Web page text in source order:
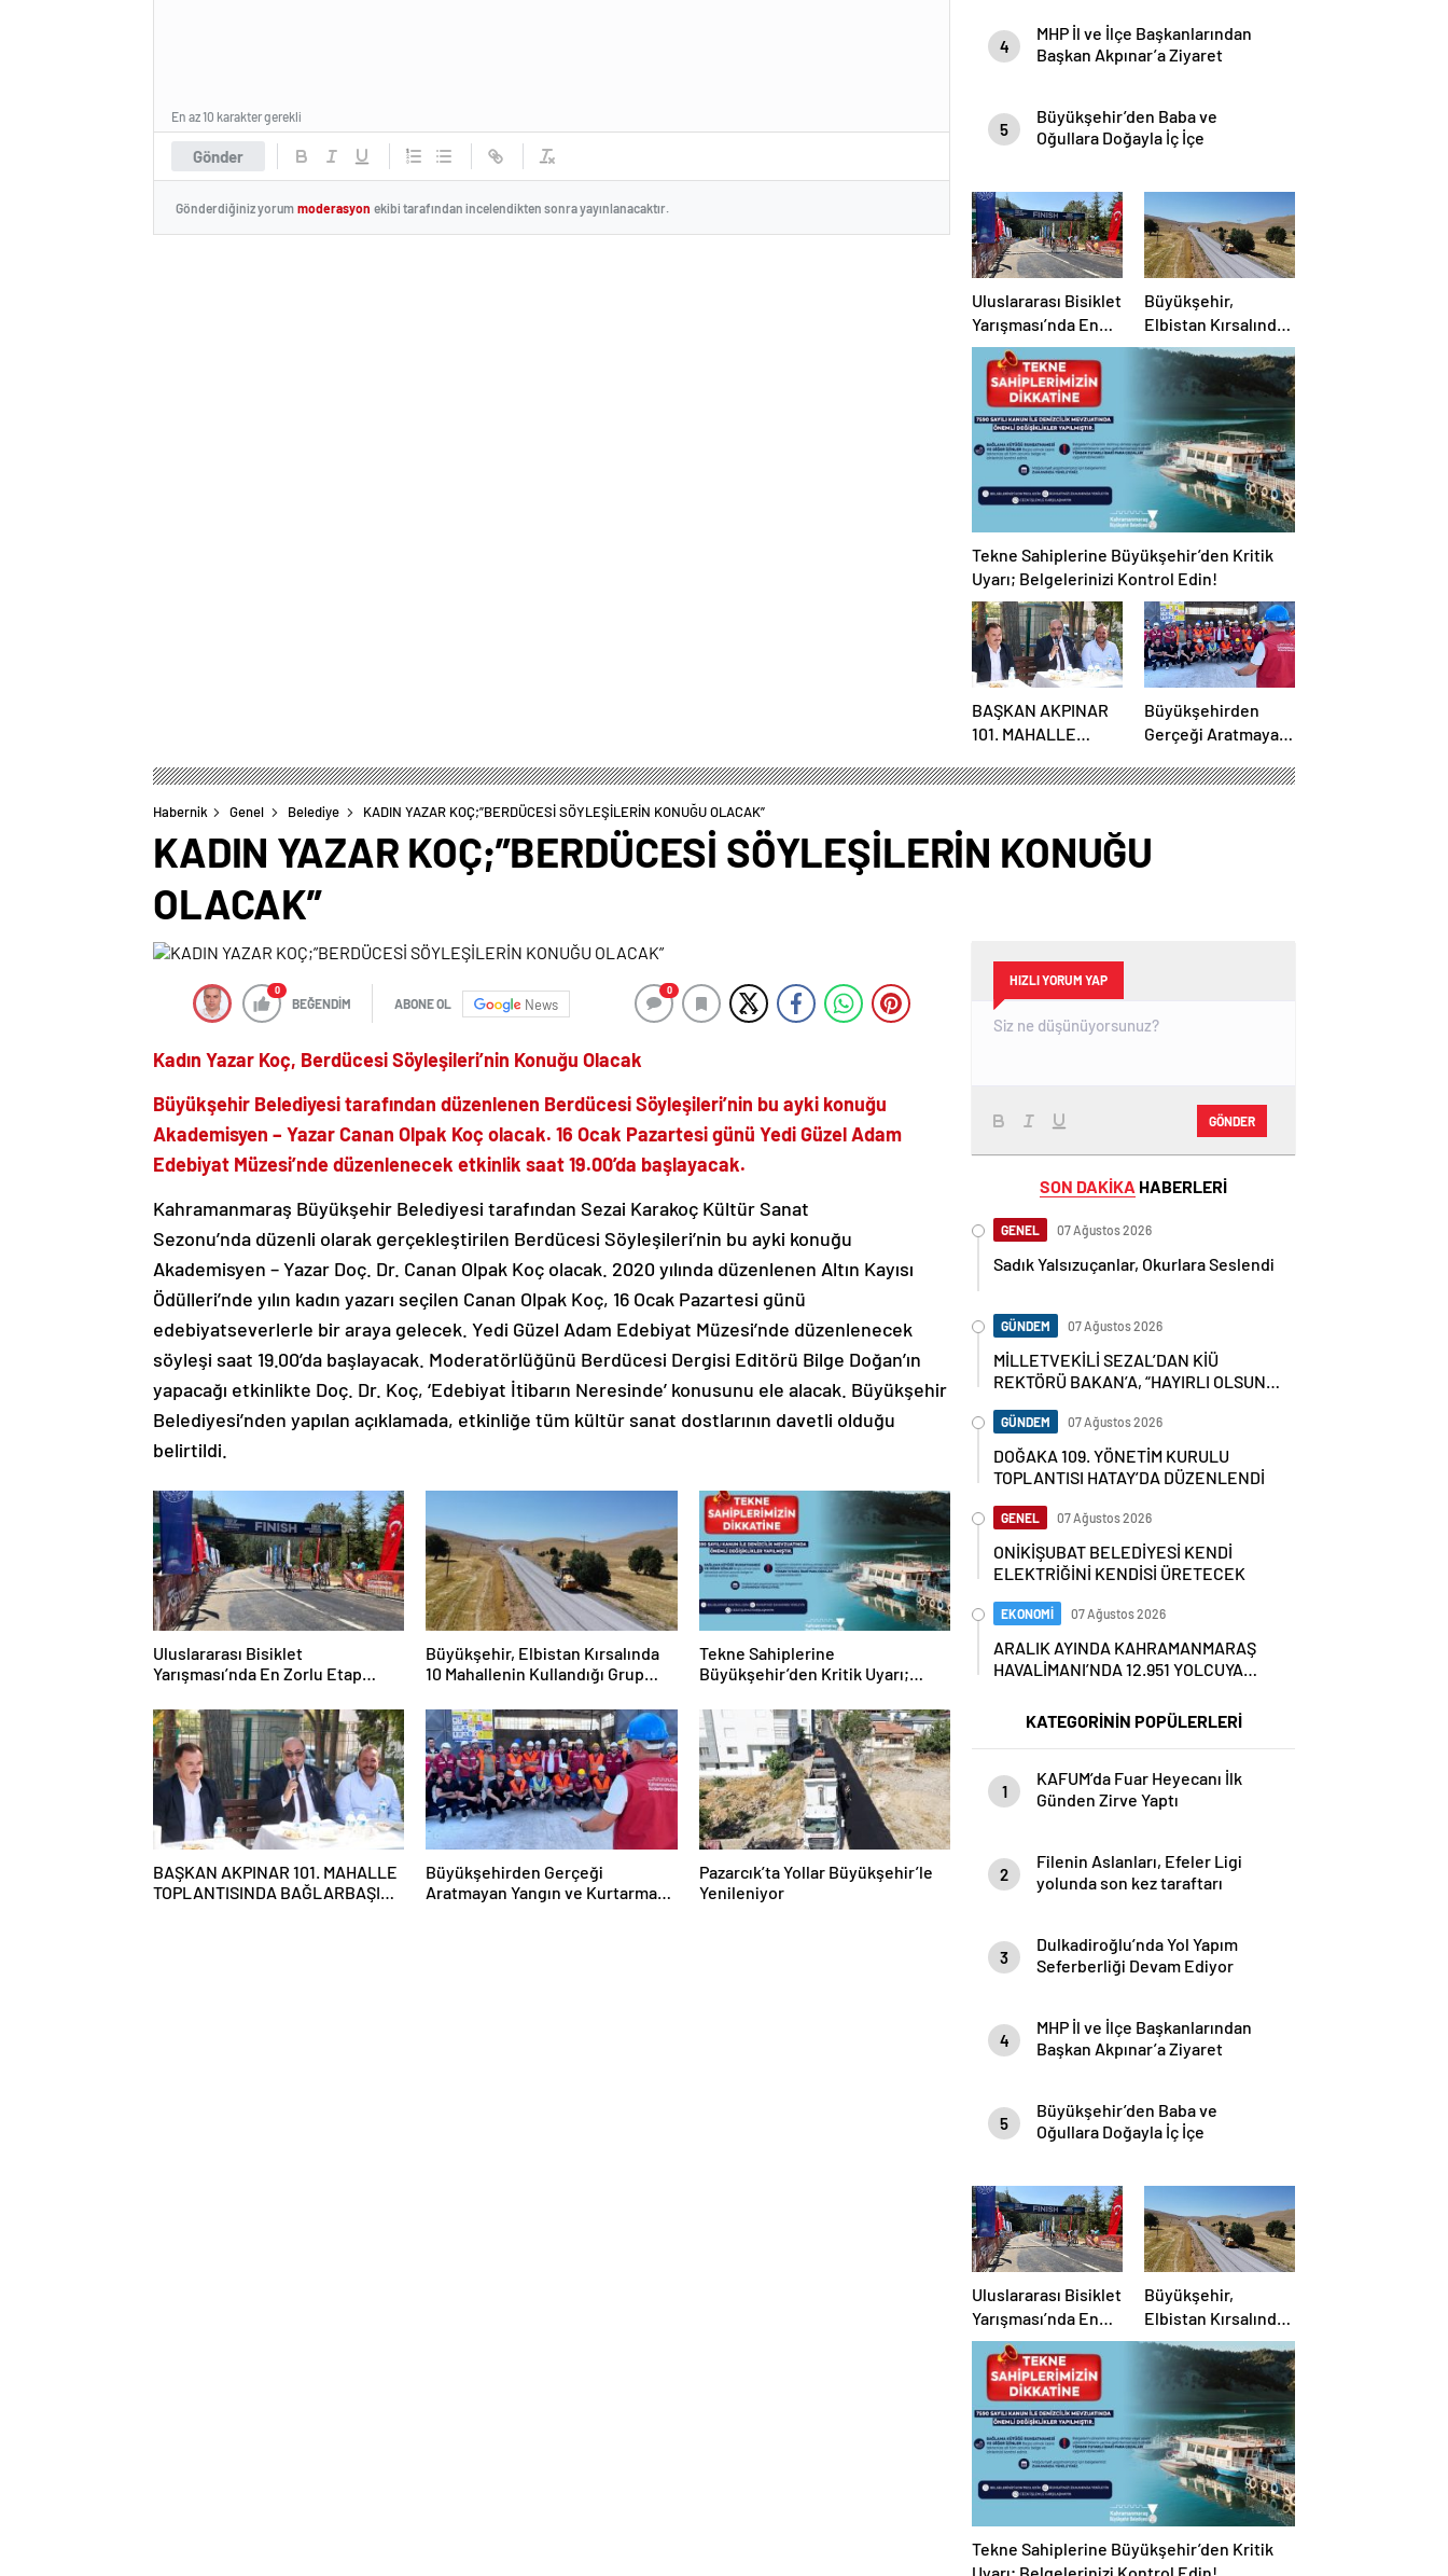
Gönder
En az 10 karakter gerekli
Gönderdiğiniz yorum moderasyon ekibi tarafından incelendikten sonra yayınlanacaktır.
4
MHP İl ve İlçe Başkanlarından
Başkan Akpınar’a Ziyaret
5
Büyükşehir’den Baba ve
Oğullara Doğayla İç İçe
Uluslararası Bisiklet
Yarışması’nda En
Zorlu Etap
Tamamlandı
Büyükşehir,
Elbistan Kırsalında
10 Mahallenin
Kullandığı Grup
YolunuYeniliyor
Tekne Sahiplerine Büyükşehir’den Kritik
Uyarı; Belgelerinizi Kontrol Edin!
BAŞKAN AKPINAR
101. MAHALLE
BAĞLARBAŞI
BULUŞTU
Büyükşehirden
Gerçeği Aratmayan
Tatbikatı
Habernik Genel Belediye KADIN YAZAR KOÇ;”BERDÜCESİ SÖYLEŞİLERİN KONUĞU OLACAK”
KADIN YAZAR KOÇ;”BERDÜCESİ SÖYLEŞİLERİN KONUĞU
OLACAK”
0
BEĞENDİM ABONE OL News
0
Kadın Yazar Koç, Berdücesi Söyleşileri’nin Konuğu Olacak
Büyükşehir Belediyesi tarafından düzenlenen BerdücesiSöyleşileri’nin bu ayki konuğu
Akademisyen – Yazar Canan Olpak Koç olacak. 16 Ocak Pazartesi günü Yedi Güzel Adam
Edebiyat Müzesi’nde düzenlenecek etkinlik saat 19.00’da başlayacak.
Kahramanmaraş Büyükşehir Belediyesi tarafından Sezai Karakoç Kültür Sanat
Sezonu’nda düzenli olarak gerçekleştirilen Berdücesi Söyleşileri’nin bu ayki konuğu
Akademisyen – Yazar Doç. Dr. Canan Olpak Koç olacak. 2020 yılında düzenlenen Altın Kayısı
Ödülleri’nde yılın kadın yazarı seçilen Canan Olpak Koç, 16 Ocak Pazartesi günü
edebiyatseverlerle bir araya gelecek. Yedi Güzel Adam Edebiyat Müzesi’nde düzenlenecek
söyleşi saat 19.00’da başlayacak. Moderatörlüğünü Berdücesi Dergisi Editörü Bilge Doğan’ın
yapacağı etkinlikte Doç. Dr. Koç, ‘Edebiyat İtibarın Neresinde’ konusunu ele alacak. Büyükşehir
Belediyesi’nden yapılan açıklamada, etkinliğe tüm kültür sanat dostlarının davetli olduğu
belirtildi.
Uluslararası Bisiklet
Yarışması’nda En Zorlu Etap
Büyükşehir, Elbistan Kırsalında
10 Mahallenin Kullandığı Grup
Tekne Sahiplerine
Büyükşehir’den Kritik Uyarı;
BAŞKAN AKPINAR 101. MAHALLE
TOPLANTISINDA BAĞLARBAŞI
Büyükşehirden Gerçeği
Aratmayan Yangın ve Kurtarma
Pazarcık’ta Yollar Büyükşehir’le
Yenileniyor
HIZLI YORUM YAP
GÖNDER
SON DAKİKA HABERLERİ
GENEL 07 Ağustos 2026
Sadık Yalsızuçanlar, Okurlara Seslendi
GÜNDEM 07 Ağustos 2026
MİLLETVEKİLİ SEZAL’DAN KİÜ
REKTÖRÜ BAKAN’A, “HAYIRLI OLSUN”
GÜNDEM 07 Ağustos 2026
DOĞAKA 109. YÖNETİM KURULU
TOPLANTISI HATAY’DA DÜZENLENDİ
GENEL 07 Ağustos 2026
ONİKİŞUBAT BELEDİYESİ KENDİ
ELEKTRİĞİNİ KENDİSİ ÜRETECEK
EKONOMİ 07 Ağustos 2026
ARALIK AYINDA KAHRAMANMARAŞ
HAVALİMANI’NDA 12.951 YOLCUYA
KATEGORİNİN POPÜLERLERİ
1
KAFUM’da Fuar Heyecanı İlk
Günden Zirve Yaptı
2
Filenin Aslanları, Efeler Ligi
yolunda son kez taraftarı
3
Dulkadiroğlu’nda Yol Yapım
Seferberliği Devam Ediyor
4
MHP İl ve İlçe Başkanlarından
Başkan Akpınar’a Ziyaret
5
Büyükşehir’den Baba ve
Oğullara Doğayla İç İçe
Uluslararası Bisiklet
Yarışması’nda En
Zorlu Etap
Tamamlandı
Büyükşehir,
Elbistan Kırsalında
10 Mahallenin
Kullandığı Grup
YolunuYeniliyor
Tekne Sahiplerine Büyükşehir’den Kritik